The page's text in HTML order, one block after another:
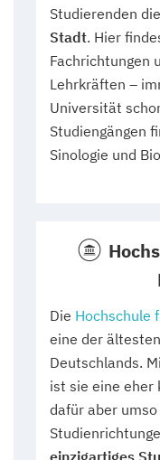
Studierenden die
Stadt. Hier
Fachrichtungen
Lehrkräften –
Universität
Studiengängen
Sinologie und
Die Hochschule
eine der
Deutschlands.
ist sie eine eher
dafür aber
einzigartiges